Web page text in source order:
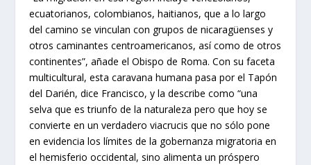
ecuatorianos, colombianos, haitianos, que a lo largo
del camino se vinculan con grupos de nicaragüenses y
otros caminantes centroamericanos, así como de otros
continentes”, añade el Obispo de Roma. Con su faceta
multicultural, esta caravana humana pasa por el Tapón
del Darién, dice Francisco, y la describe como “una
selva que es triunfo de la naturaleza pero que hoy se
convierte en un verdadero viacrucis que no sólo pone
en evidencia los límites de la gobernanza migratoria en
el hemisferio occidental, sino alimenta un próspero